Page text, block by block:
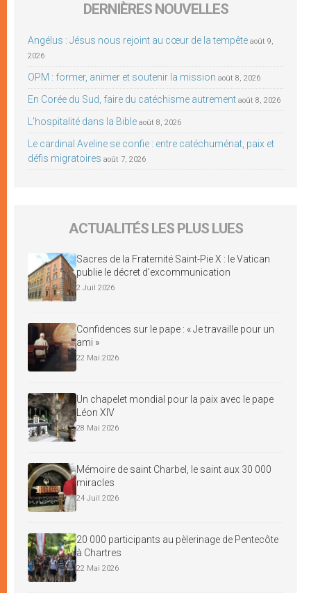
DERNIÈRES NOUVELLES
Angélus : Jésus nous rejoint au cœur de la tempête août 9,
2026
OPM : former, animer et soutenir la mission août 8, 2026
En Corée du Sud, faire du catéchisme autrement août 8, 2026
L’hospitalité dans la Bible août 8, 2026
Le cardinal Aveline se confie : entre catéchuménat, paix et
défis migratoires août 7, 2026
ACTUALITÉS LES PLUS LUES
Sacres de la Fraternité Saint-Pie X : le Vatican
publie le décret d’excommunication
2 Juil 2026
Confidences sur le pape : « Je travaille pour un
ami »
22 Mai 2026
Un chapelet mondial pour la paix avec le pape
Léon XIV
28 Mai 2026
Mémoire de saint Charbel, le saint aux 30 000
miracles
24 Juil 2026
20 000 participants au pèlerinage de Pentecôte
à Chartres
22 Mai 2026